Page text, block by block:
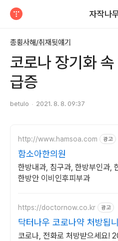
자작나
종횡사해/취재뒷얘기
코로나 장기화
급증
betulo 2021. 8. 8. 09:37
http://www.hamsoa.com 광고
함소아한의원
한방내과, 침구과, 한방부인과,
한방안 이비인후피부과
https://doctornow.co.kr 광고
닥터나우 코로나약 처방됩
24시간 진료가능
코로나, 전화로 처방받으세요!